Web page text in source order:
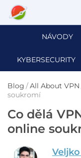
NÁVODY
KYBERSECURITY
Blog /All About VPN
soukromí
Co dělá
online